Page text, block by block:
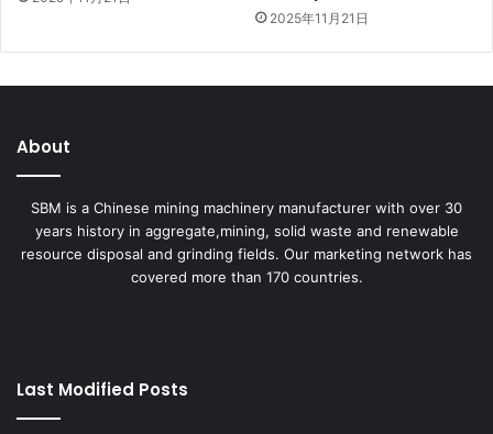
2025年11月21日
About
SBM is a Chinese mining machinery manufacturer with over 30
years history in aggregate,mining, solid waste and renewable
resource disposal and grinding fields. Our marketing network has
covered more than 170 countries.
Last Modified Posts